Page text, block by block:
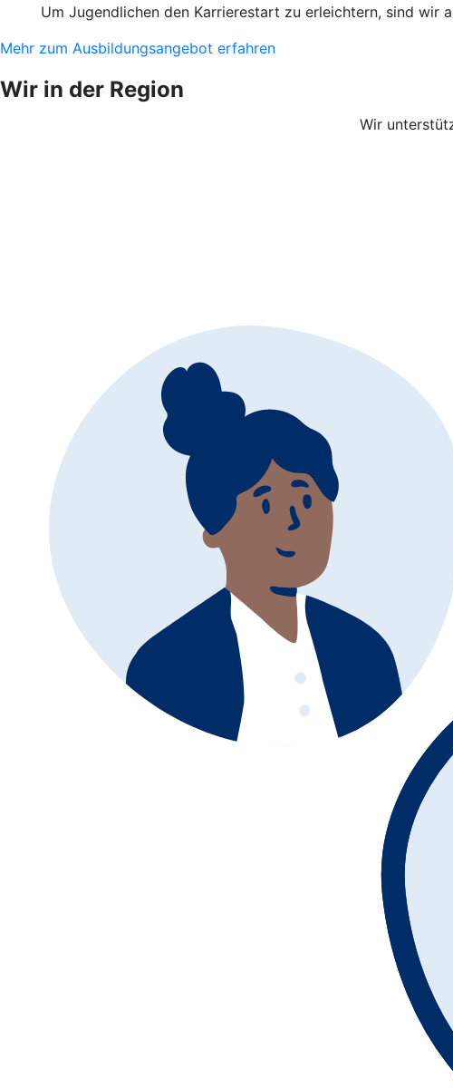
Um Jugendlichen den Karrierestart zu erleichtern, sind wir
Mehr zum Ausbildungsangebot erfahren
Wir in der Region
Wir